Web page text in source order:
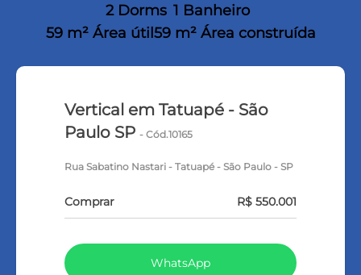
2 Dorms 1 Banheiro
59 m² Área útil59 m² Área construída
Vertical em Tatuapé - São
Paulo SP- Cód.10165
Rua Sabatino Nastari - Tatuapé - São Paulo - SP
Comprar R$ 550.001
WhatsApp